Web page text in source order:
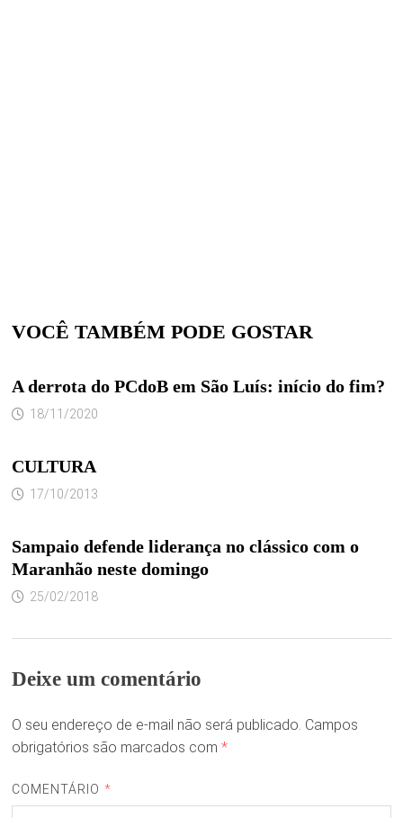
VOCÊ TAMBÉM PODE GOSTAR
A derrota do PCdoB em São Luís: início do fim?
18/11/2020
CULTURA
17/10/2013
Sampaio defende liderança no clássico com o
Maranhão neste domingo
25/02/2018
Deixe um comentário
O seu endereço de e-mail não será publicado. Campos
obrigatórios são marcados com *
COMENTÁRIO *